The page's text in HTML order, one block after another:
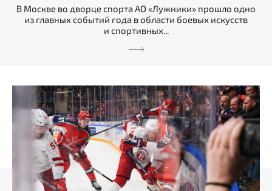
В Москве во дворце спорта АО «Лужники» прошло одно
из главных событий года в области боевых искусств
и спортивных...